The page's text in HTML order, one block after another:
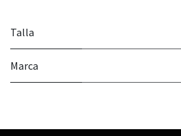
Talla
Marca